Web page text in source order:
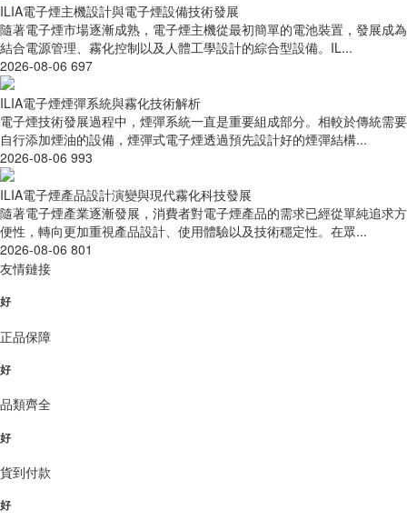
ILIA電子煙主機設計與電子煙設備技術發展
隨著電子煙市場逐漸成熟，電子煙主機從最初簡單的電池裝置，發展成為
結合電源管理、霧化控制以及人體工學設計的綜合型設備。IL...
2026-08-06 697
ILIA電子煙煙彈系統與霧化技術解析
電子煙技術發展過程中，煙彈系統一直是重要組成部分。相較於傳統需要
自行添加煙油的設備，煙彈式電子煙透過預先設計好的煙彈結構...
2026-08-06 993
ILIA電子煙產品設計演變與現代霧化科技發展
隨著電子煙產業逐漸發展，消費者對電子煙產品的需求已經從單純追求方
便性，轉向更加重視產品設計、使用體驗以及技術穩定性。在眾...
2026-08-06 801
友情鏈接
好
正品保障
好
品類齊全
好
貨到付款
好